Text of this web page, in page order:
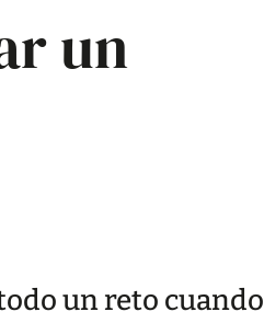
un
un reto cuando